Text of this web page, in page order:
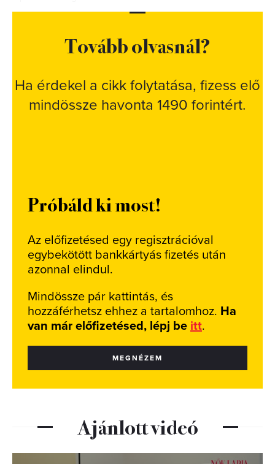
Tovább olvasnál?
Ha érdekel a cikk folytatása, fizess elő
mindössze havonta 1490 forintért.
Próbáld ki most!
Az előfizetésed egy regisztrációval
egybekötött bankkártyás fizetés után
azonnal elindul.
Mindössze pár kattintás, és
hozzáférhetsz ehhez a tartalomhoz. Ha
van már előfizetésed, lépj be itt.
MEGNÉZEM
Ajánlott videó